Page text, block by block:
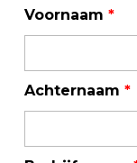
Voornaam *
Achternaam *